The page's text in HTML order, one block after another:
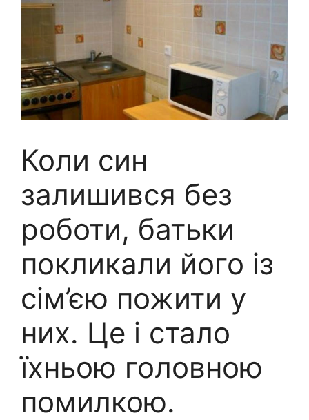
Коли син
залишився без
роботи, батьки
покликали його із
сім’єю пожити у
них. Це і стало
їхньою головною
помилкою.